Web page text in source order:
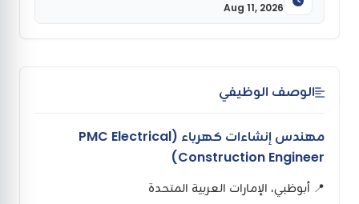
Aug 11, 2026
الوصف الوظيفي
مهندس إنشاءات كهرباء (PMC Electrical
Construction Engineer)
📍 أبوظبي، الإمارات العربية المتحدة